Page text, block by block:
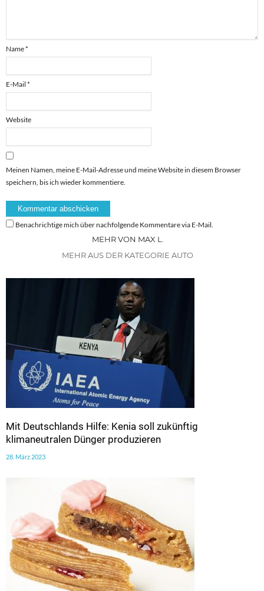
Name*
E-Mail *
Website
Meinen Namen, meine E-Mail-Adresse und meine Website in diesem Browser
speichern, bis ich wieder kommentiere.
Benachrichtige mich über nachfolgende Kommentare via E-Mail.
MEHR VON MAX L.
MEHR AUS DER KATEGORIE AUTO
Mit Deutschlands Hilfe: Kenia soll zukünftig
klimaneutralen Dünger produzieren
28. März 2023